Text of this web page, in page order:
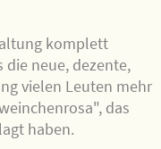
komplett
die neue, dezente,
vielen Leuten mehr
das
haben.